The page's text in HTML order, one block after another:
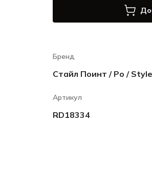
Бренд
Стайл Поинт / Ро /
Артикул
RD18334